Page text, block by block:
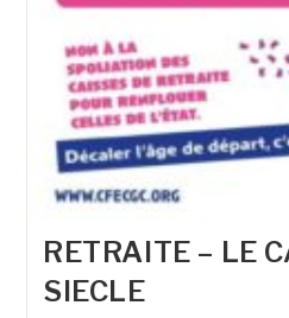
RETRAITE – LE
SIECLE